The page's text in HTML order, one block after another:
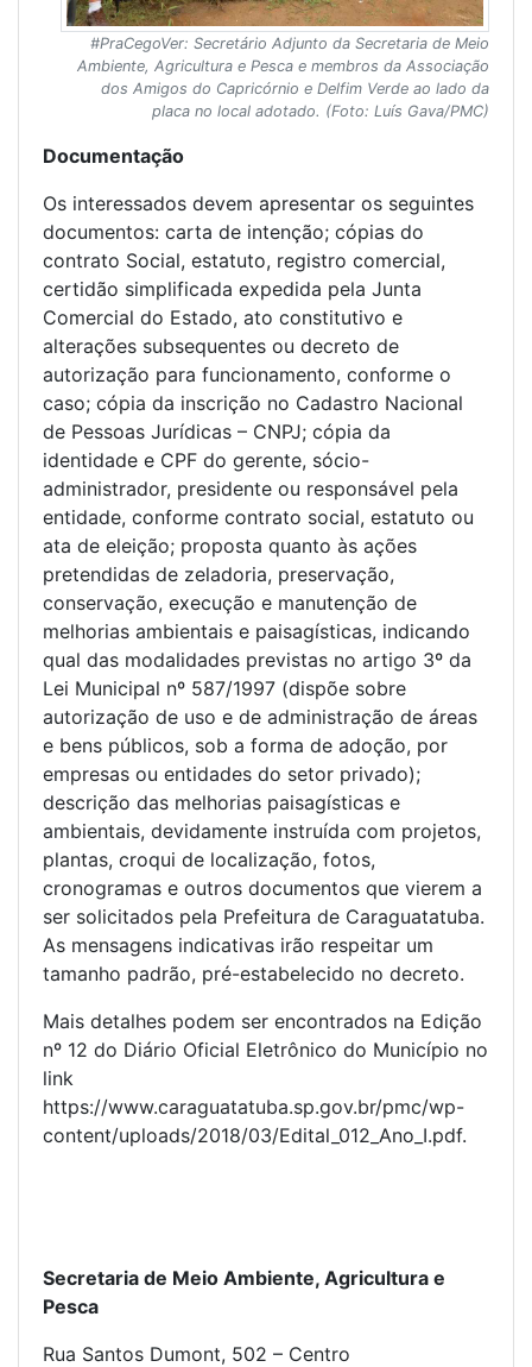
#PraCegoVer: Secretário Adjunto da Secretaria de Meio
Ambiente, Agricultura e Pesca e membros da Associação
dos Amigos do Capricórnio e Delfim Verde ao lado da
placa no local adotado. (Foto: Luís Gava/PMC)
Documentação
Os interessados devem apresentar os seguintes
documentos: carta de intenção; cópias do
contrato Social, estatuto, registro comercial,
certidão simplificada expedida pela Junta
Comercial do Estado, ato constitutivo e
alterações subsequentes ou decreto de
autorização para funcionamento, conforme o
caso; cópia da inscrição no Cadastro Nacional
de Pessoas Jurídicas – CNPJ; cópia da
identidade e CPF do gerente, sócio-
administrador, presidente ou responsável pela
entidade, conforme contrato social, estatuto ou
ata de eleição; proposta quanto às ações
pretendidas de zeladoria, preservação,
conservação, execução e manutenção de
melhorias ambientais e paisagísticas, indicando
qual das modalidades previstas no artigo 3º da
Lei Municipal nº 587/1997 (dispõe sobre
autorização de uso e de administração de áreas
e bens públicos, sob a forma de adoção, por
empresas ou entidades do setor privado);
descrição das melhorias paisagísticas e
ambientais, devidamente instruída com projetos,
plantas, croqui de localização, fotos,
cronogramas e outros documentos que vierem a
ser solicitados pela Prefeitura de Caraguatatuba.
As mensagens indicativas irão respeitar um
tamanho padrão, pré-estabelecido no decreto.
Mais detalhes podem ser encontrados na Edição
nº 12 do Diário Oficial Eletrônico do Município no
link
https://www.caraguatatuba.sp.gov.br/pmc/wp-
content/uploads/2018/03/Edital_012_Ano_I.pdf.
Secretaria de Meio Ambiente, Agricultura e
Pesca
Rua Santos Dumont, 502 – Centro